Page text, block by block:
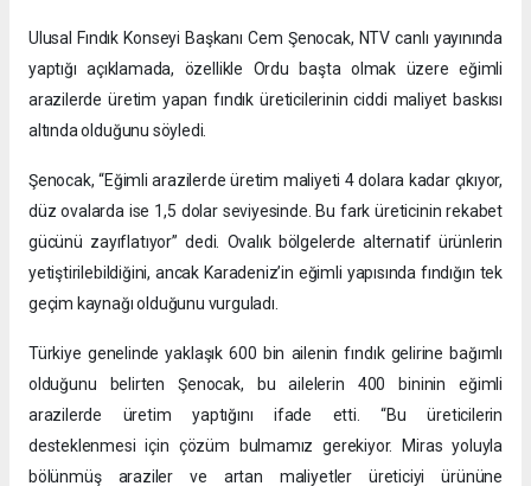
Ulusal Fındık Konseyi Başkanı Cem Şenocak, NTV canlı yayınında
yaptığı açıklamada, özellikle Ordu başta olmak üzere eğimli
arazilerde üretim yapan fındık üreticilerinin ciddi maliyet baskısı
altında olduğunu söyledi.
Şenocak, “Eğimli arazilerde üretim maliyeti 4 dolara kadar çıkıyor,
düz ovalarda ise 1,5 dolar seviyesinde. Bu fark üreticinin rekabet
gücünü zayıflatıyor” dedi. Ovalık bölgelerde alternatif ürünlerin
yetiştirilebildiğini, ancak Karadeniz’in eğimli yapısında fındığın tek
geçim kaynağı olduğunu vurguladı.
Türkiye genelinde yaklaşık 600 bin ailenin fındık gelirine bağımlı
olduğunu belirten Şenocak, bu ailelerin 400 bininin eğimli
arazilerde üretim yaptığını ifade etti. “Bu üreticilerin
desteklenmesi için çözüm bulmamız gerekiyor. Miras yoluyla
bölünmüş araziler ve artan maliyetler üreticiyi ürününe